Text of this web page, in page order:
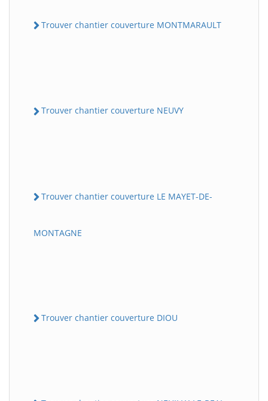
Trouver chantier couverture MONTMARAULT
Trouver chantier couverture NEUVY
Trouver chantier couverture LE MAYET-DE-
MONTAGNE
Trouver chantier couverture DIOU